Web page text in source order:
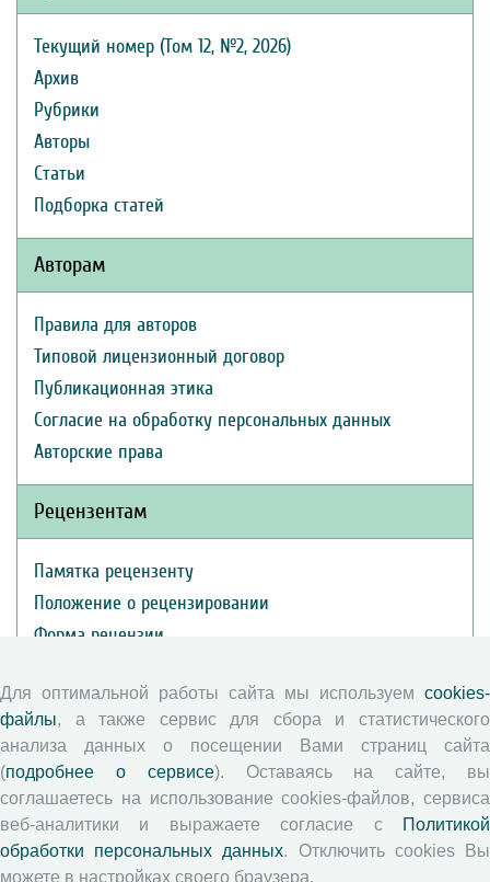
Текущий номер (Том 12, №2, 2026)
Архив
Рубрики
Авторы
Статьи
Подборка статей
Авторам
Правила для авторов
Типовой лицензионный договор
Публикационная этика
Согласие на обработку персональных данных
Авторские права
Рецензентам
Памятка рецензенту
Положение о рецензировании
Форма рецензии
Журналы ВолНЦ РАН
Экономические и социальные перемены
Проблемы развития территории
Вопросы территориального развития
Социальное пространство
Для оптимальной работы сайта мы используем cookies-
файлы, а также сервис для сбора и статистического
анализа данных о посещении Вами страниц сайта
(подробнее о сервисе). Оставаясь на сайте, вы
соглашаетесь на использование cookies-файлов, сервиса
веб-аналитики и выражаете согласие с
Политикой
обработки персональных данных. Отключить cookies Вы
можете в настройках своего браузера.